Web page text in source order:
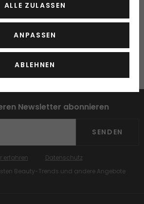
7146 4100 0
Newsletter abonnieren
SENDEN
Beauty-Trends und andere Angebote
erfahren Datenschutz
ALLE ZULASSEN
ANPASSEN
ABLEHNEN